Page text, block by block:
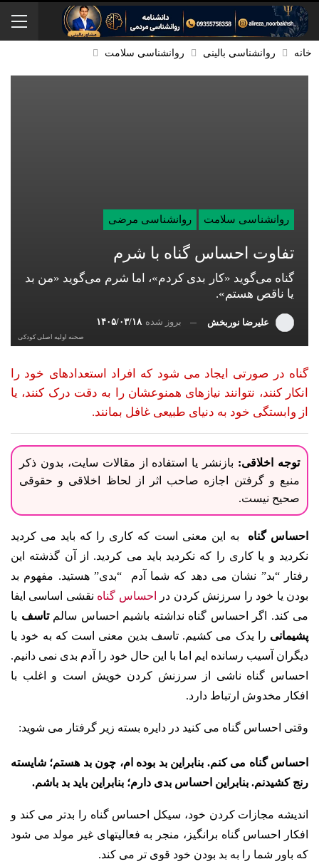
خانه روانشناسی بالینی روانشناسی سلامت
روانشناسی سلامت روانشناسی مرضی
تفاوت احساس گناه با شرم
گناه می‌گوید «کار بدی کردم»، اما شرم می‌گوید «من بد
یا ناقص هستم».
علیرضا نوربخش بروز شده ۱۴۰۵/۰۳/۱۸
صحنه اوليه اصلی کودکی
گناه در صورتی ایجاد می شود که افراد استعدادهای خود را
انکار کنند، نتوانند نیازهای همنوعشان را به دقت درک کنند، یا
از وابستگی خود به دنیای طبیعی غافل بمانند.
توجه اخلاقی: بازنشر یا استفاده از مقالات سایت، بدون ذکر
منبع و گرفتن اجازه صاحب اثر از لحاظ اخلاقی و حقوقی
صحیح نیست.
احساس گناه به این معنی است که کاری را که باید می کردید
نکردید و یا کاری را که نکردید باید می کردید. از آن گذشته این
رفتار “بد” نشان می دهد که شما آدم “بدی” هستید. مفهوم بد
بودن یا خود را سرزنش کردن در
احساس گناه نقشی اساسی ایفا
می کند. اگر احساس گناه نداشته باشیم احساس سالمتاسف یا
پشیمانی را یدک می کشیم. تاسف بدین معنی است که به خود یا
دیگران آسیب رسانده ایم اما با این حال خود را آدم بدی نمی دانیم.
احساس گناه ناشی از سرزنش کردن خویش است و اغلب با
افکار مخدوش ارتباط دارد.
وقتی احساس گناه می کنید در دایره بسته زیر گرفتار می شوید:
احساس گناه می کنم. بنابراین بد بوده ام، چون بد هستم؛ شایسته
رنج کشیدنم. بنابراین احساس بدی دارم؛ بنابراین باید بد باشم.
اندیشه مجازات کردن خود، سیکل احساس گناه را بدتر می کند و
افکار احساس گناه برانگیز، منجر به فعالیتهای غیر مولد می شود
که باور شما را به بد بودن خود قوی تر می کند.